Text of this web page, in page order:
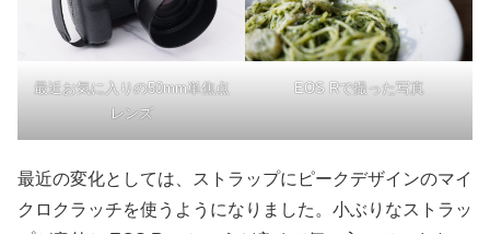
最近お気に入りの50mm単焦点
レンズ
EOS Rで撮った写真
最近の変化としては、ストラップにピークデザインのマイ
クロクラッチを使うようになりました。小ぶりなストラッ